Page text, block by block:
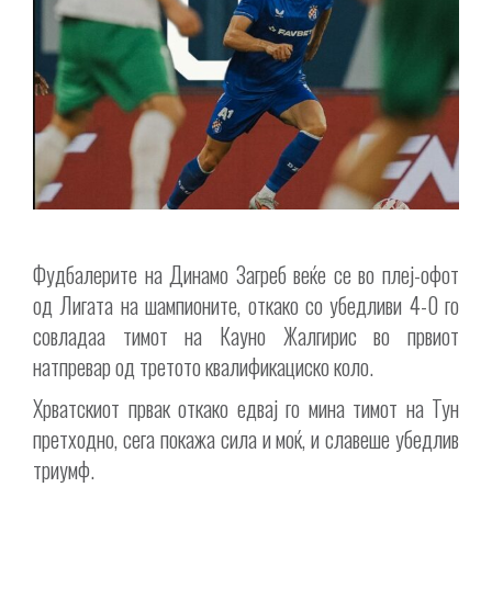
Фудбалерите на Динамо Загреб веќе се во плеј-офот
од Лигата на шампионите, откако со убедливи 4-0 го
совладаа тимот на Кауно Жалгирис во првиот
натпревар од третото квалификациско коло.
Хрватскиот првак откако едвај го мина тимот на Тун
претходно, сега покажа сила и моќ, и славеше убедлив
триумф.